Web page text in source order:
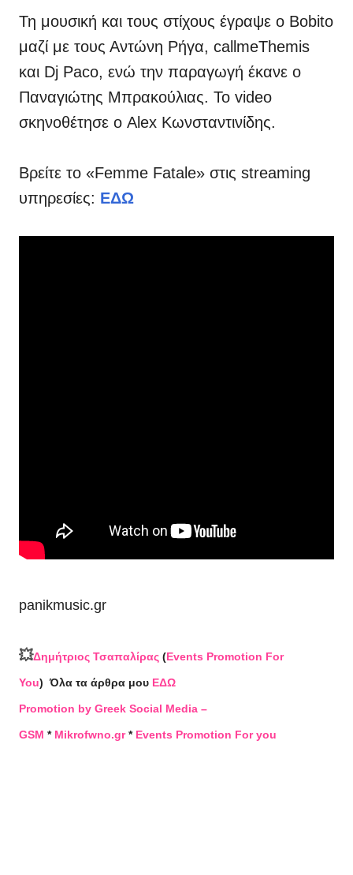
Τη μουσική και τους στίχους έγραψε ο Bobito
μαζί με τους Αντώνη Ρήγα, callmeThemis
και Dj Paco, ενώ την παραγωγή έκανε ο
Παναγιώτης Μπρακούλιας. Το video
σκηνοθέτησε ο Alex Κωνσταντινίδης.
Βρείτε το «Femme Fatale» στις streaming
υπηρεσίες: ΕΔΩ
panikmusic.gr
💥Δημήτριος Τσαπαλίρας (Events Promotion For
You) Όλα τα άρθρα μου ΕΔΩ
Promotion by Greek Social Media –
GSM * Mikrofwno.gr* Events Promotion For you